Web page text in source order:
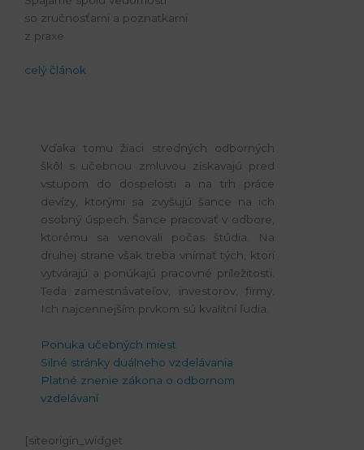
so zručnosťami a poznatkami
z praxe
celý článok
Vďaka tomu žiaci stredných odborných
škôl s učebnou zmluvou získavajú pred
vstupom do dospelosti a na trh práce
devízy, ktorými sa zvyšujú šance na ich
osobný úspech. Šance pracovať v odbore,
ktorému sa venovali počas štúdia. Na
druhej strane však treba vnímať tých, ktorí
vytvárajú a ponúkajú pracovné príležitosti.
Teda zamestnávateľov, investorov, firmy.
Ich najcennejším prvkom sú kvalitní ľudia.
Ponuka učebných miest
Silné stránky duálneho vzdelávania
Platné znenie zákona o odbornom
vzdelávaní
[siteorigin_widget